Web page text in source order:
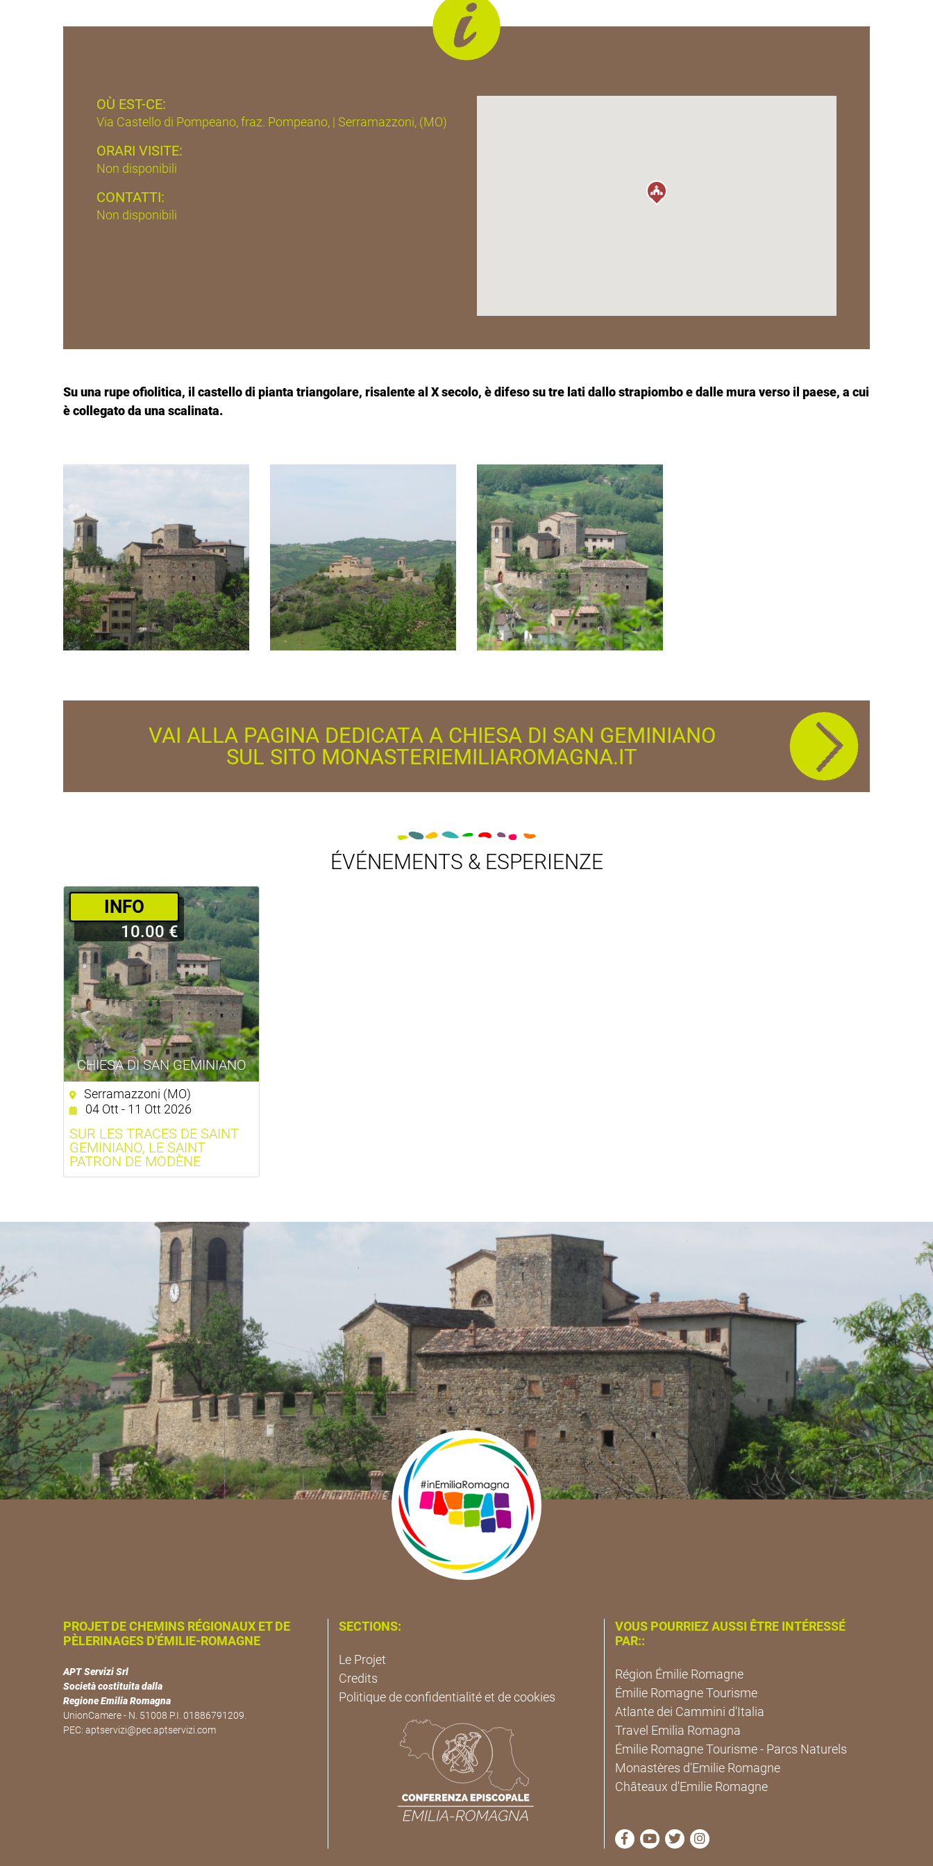
OÙ EST-CE:
Via Castello di Pompeano, fraz. Pompeano, | Serramazzoni, (MO)
ORARI VISITE:
Non disponibili
CONTATTI:
Non disponibili
Su una rupe ofiolitica, il castello di pianta triangolare, risalente al X secolo, è difeso su tre lati dallo strapiombo e dalle mura verso il paese, a cui
è collegato da una scalinata.
VAI ALLA PAGINA DEDICATA A CHIESA DI SAN GEMINIANO
SUL SITO MONASTERIEMILIAROMAGNA.IT
ÉVÉNEMENTS & ESPERIENZE
CHIESA DI SAN GEMINIANO
­INFO
10.00 €
Serramazzoni (MO)
04 Ott - 11 Ott 2026
SUR LES TRACES DE SAINT
GEMINIANO, LE SAINT
PATRON DE MODÈNE
PROJET DE CHEMINS RÉGIONAUX ET DE
PÈLERINAGES D'ÉMILIE-ROMAGNE
APT Servizi Srl
Società costituita dalla
Regione Emilia Romagna
UnionCamere - N. 51008 P.I. 01886791209.
PEC: aptservizi@pec.aptservizi.com
SECTIONS:
Le Projet
Credits
Politique de confidentialité et de cookies
VOUS POURRIEZ AUSSI ÊTRE INTÉRESSÉ
PAR::
Région Émilie Romagne
Émilie Romagne Tourisme
Atlante dei Cammini d'Italia
Travel Emilia Romagna
Émilie Romagne Tourisme - Parcs Naturels
Monastères d'Emilie Romagne
Châteaux d'Emilie Romagne
Visitez la page Facebook de Cammini Emilia-Romagna
Visitez la page YouTube de Cammini Emilia-
Visitez la page Twitter de Cammini Emilia-
Visitez la page Instagram de Cammini